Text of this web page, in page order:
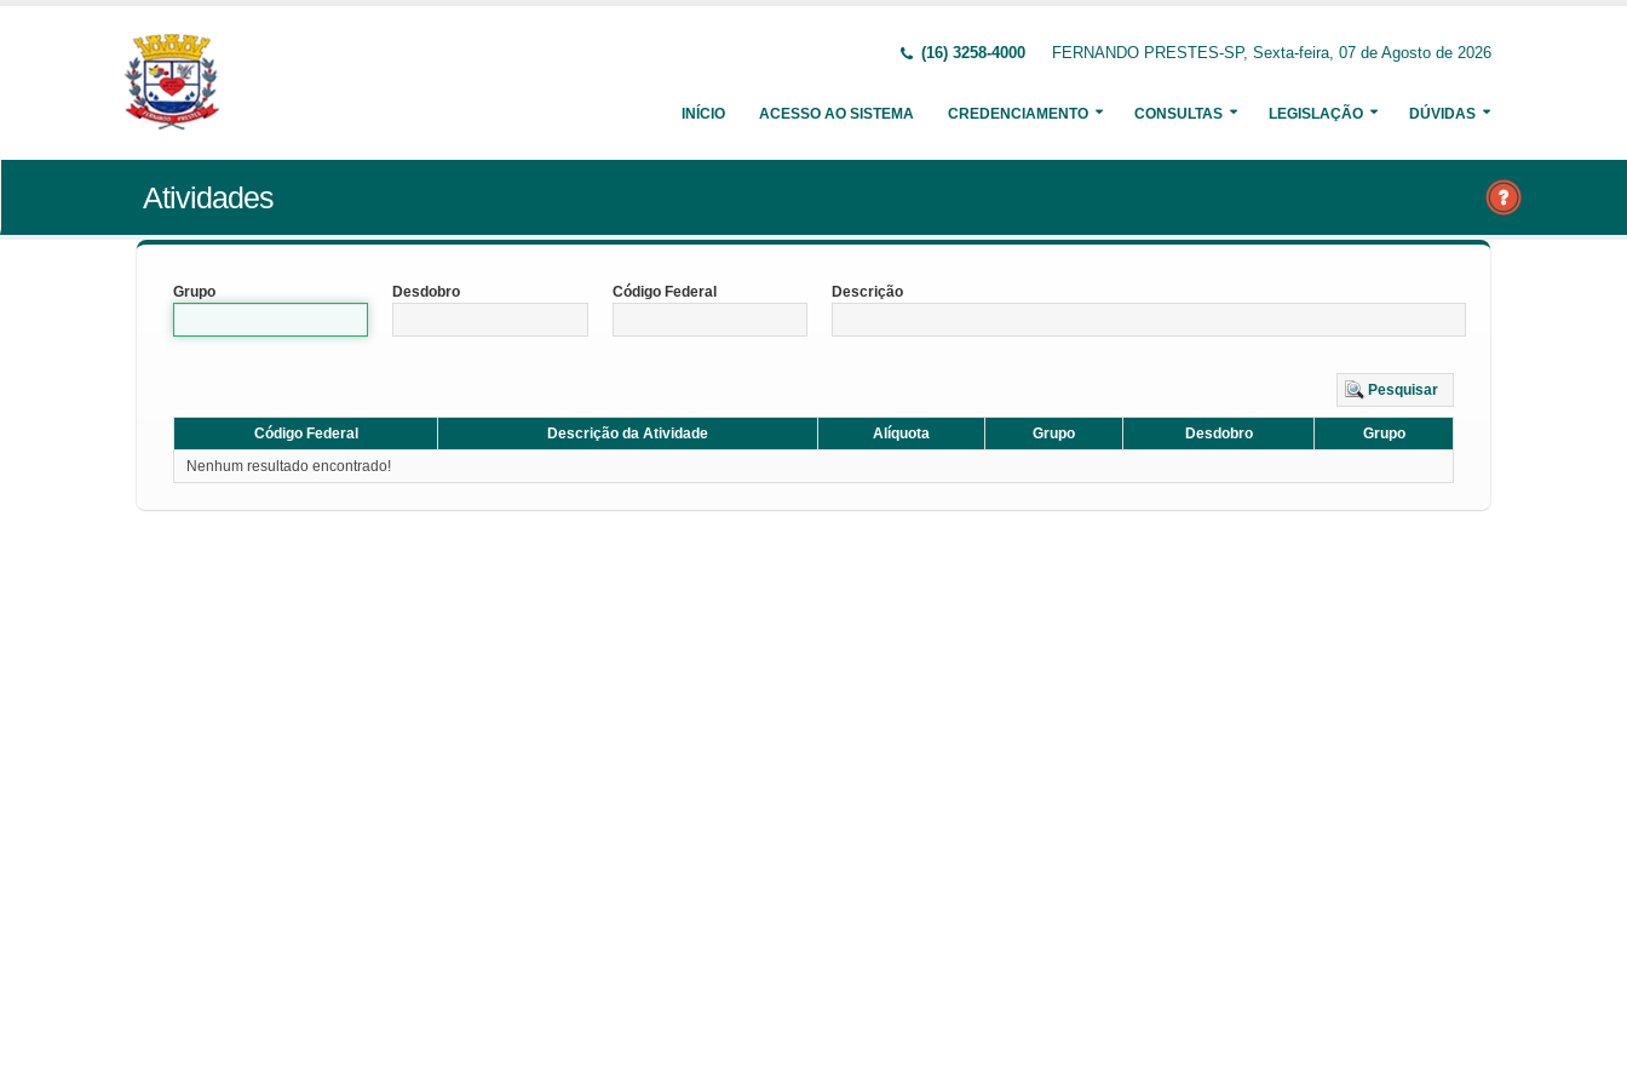
(16) 3258-4000 FERNANDO PRESTES-SP, Sexta-feira, 07 de Agosto de 2026
INÍCIO ACESSO AO SISTEMA CREDENCIAMENTO CONSULTAS LEGISLAÇÃO DÚVIDAS
Atividades
Grupo Desdobro Código Federal Descrição
Pesquisar
Código Federal Descrição da Atividade Alíquota Grupo Desdobro
Grupo
Nenhum resultado encontrado!